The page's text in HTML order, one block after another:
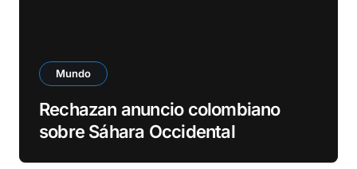
Mundo
Rechazan anuncio colombiano
sobre Sáhara Occidental